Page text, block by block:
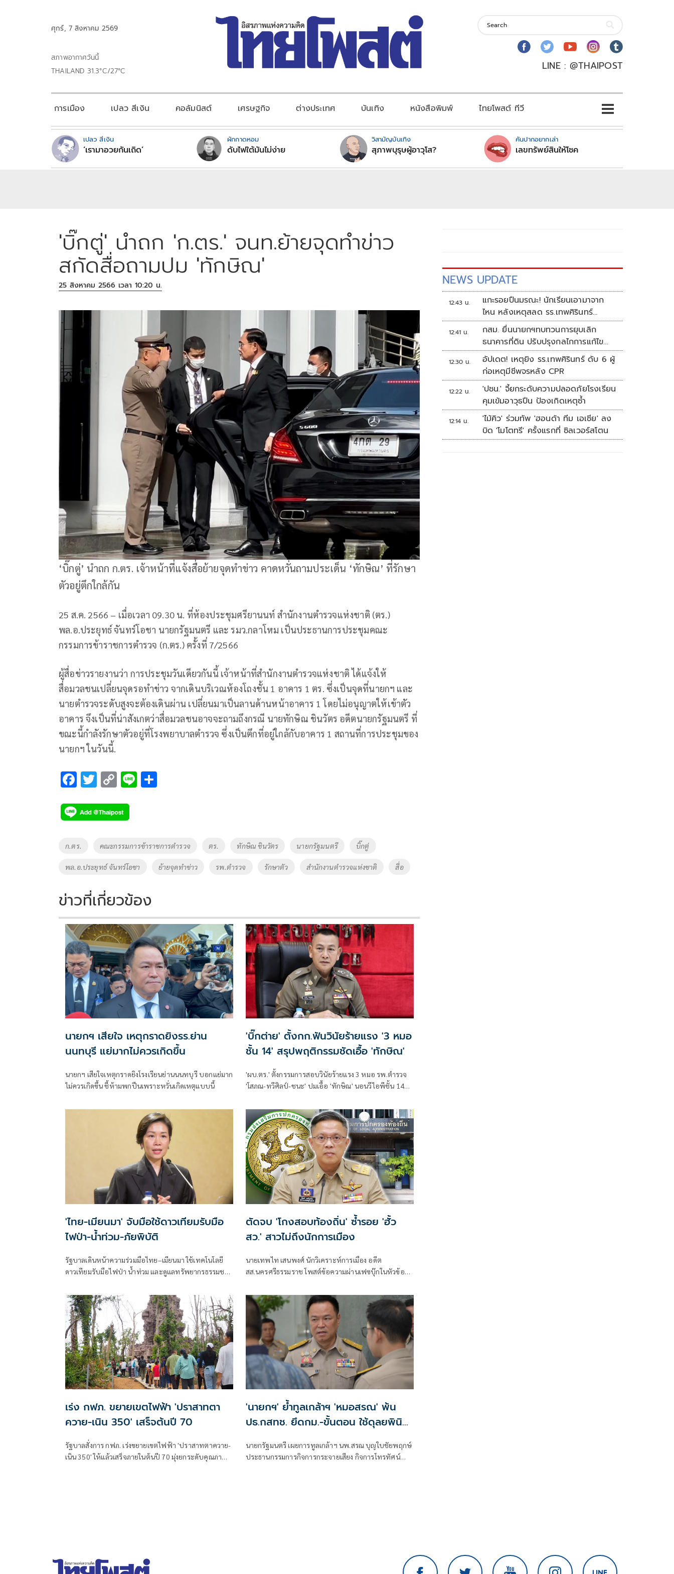
ศุกร์, 7 สิงหาคม 2569
สภาพอากาศวันนี้
THAILAND 31.3°C/27°C
LINE : @THAIPOST
การเมือง เปลว สีเงิน คอลัมนิสต์ เศรษฐกิจ ต่างประเทศ บันเทิง หนังสือพิมพ์ ไทยโพสต์ ทีวี
เปลว สีเงิน
‘เรามาอวยกันเถิด’
ผักกาดหอม
ดับไฟใต้มันไม่ง่าย
วิสามัญบันเทิง
สุภาพบุรุษผู้อาวุโส?
คันปากอยากเล่า
เลขทรัพย์สินให้โชค
'บิ๊กตู่' นำถก 'ก.ตร.' จนท.ย้ายจุดทำข่าว
สกัดสื่อถามปม 'ทักษิณ'
25 สิงหาคม 2566 เวลา 10:20 น.
‘บิ๊กตู่’ นำถก ก.ตร. เจ้าหน้าที่แจ้งสื่อย้ายจุดทำข่าว คาดหวั่นถามประเด็น ‘ทักษิณ’ ที่รักษา
ตัวอยู่ตึกใกล้กัน
25 ส.ค. 2566 – เมื่อเวลา 09.30 น. ที่ห้องประชุมศรียานนท์ สำนักงานตำรวจแห่งชาติ (ตร.)
พล.อ.ประยุทธ์ จันทร์โอชา นายกรัฐมนตรี และ รมว.กลาโหม เป็นประธานการประชุมคณะ
กรรมการข้าราชการตำรวจ (ก.ตร.) ครั้งที่ 7/2566
ผู้สื่อข่าวรายงานว่า การประชุมวันเดียวกันนี้ เจ้าหน้าที่สำนักงานตำรวจแห่งชาติ ได้แจ้งให้
สื่อมวลชนเปลี่ยนจุดรอทำข่าว จากเดินบริเวณห้องโถงชั้น 1 อาคาร 1 ตร. ซึ่งเป็นจุดที่นายกฯ และ
นายตำรวจระดับสูงจะต้องเดินผ่าน เปลี่ยนมาเป็นลานด้านหน้าอาคาร 1 โดยไม่อนุญาตให้เข้าตัว
อาคาร จึงเป็นที่น่าสังเกตว่าสื่อมวลชนอาจจะถามถึงกรณี นายทักษิณ ชินวัตร อดีตนายกรัฐมนตรี ที่
ขณะนี้กำลังรักษาตัวอยู่ที่โรงพยาบาลตำรวจ ซึ่งเป็นตึกที่อยู่ใกล้กับอาคาร 1 สถานที่การประชุมของ
นายกฯ ในวันนี้.
F
e
b
o
k
T
tt
er
C
p
y
Li
n
k
Li
Tags
ก.ตร. คณะกรรมการข้าราชการตำรวจ ตร. ทักษิณ ชินวัตร นายกรัฐมนตรี บิ๊กตู่
พล.อ.ประยุทธ์ จันทร์โอชา ย้ายจุดทำข่าว รพ.ตำรวจ รักษาตัว สำนักงานตำรวจแห่งชาติ สื่อ
ข่าวที่เกี่ยวข้อง
นายกฯ เสียใจ เหตุกราดยิงรร.ย่าน
นนทบุรี แย่มากไม่ควรเกิดขึ้น
นายกฯ เสียใจเหตุกราดยิงโรงเรียนย่านนนทบุรี บอกแย่มาก
ไม่ควรเกิดขึ้น ชี้ห้ามพกปืนเพราะหวั่นเกิดเหตุแบบนี้
'บิ๊กต่าย' ตั้งกก.ฟันวินัยร้ายแรง '3 หมอ
ชั้น 14' สรุปพฤติกรรมชัดเอื้อ 'ทักษิณ'
'ผบ.ตร.' ตั้งกรรมการสอบวินัยร้ายแรง 3 หมอ รพ.ตำรวจ
'โสภณ-ทวีศิลป์-ชนะ' ปมเอื้อ 'ทักษิณ' นอนวีไอพีชั้น 14
'ไทย-เมียนมา' จับมือใช้ดาวเทียมรับมือ
ไฟป่า-น้ำท่วม-ภัยพิบัติ
รัฐบาลเดินหน้าความร่วมมือไทย–เมียนมา ใช้เทคโนโลยี
ดาวเทียมรับมือไฟป่า น้ำท่วม และดูแลทรัพยากรธรรมชาติ
กัน
ตัดจบ 'โกงสอบท้องถิ่น' ซ้ำรอย 'ฮั้ว
สว.' สาวไม่ถึงนักการเมือง
นายเทพไท เสนพงศ์ นักวิเคราะห์การเมือง อดีต
สส.นครศรีธรรมราช โพสต์ข้อความผ่านเฟซบุ๊กในหัวข้อ
ว่า
เร่ง กฟภ. ขยายเขตไฟฟ้า 'ปราสาทตา
ควาย-เนิน 350' เสร็จต้นปี 70
รัฐบาลสั่งการ กฟภ. เร่งขยายเขตไฟฟ้า 'ปราสาทตาควาย-
เนิน 350' ให้แล้วเสร็จภายในต้นปี 70 มุ่งยกระดับคุณภาพ
'นายกฯ' ย้ำทูลเกล้าฯ 'หมอสรณ' พ้น
ปธ.กสทช. ยึดกม.-ขั้นตอน ใช้ดุลยพินิจ
นายกรัฐมนตรี เผยการทูลเกล้าฯ นพ.สรณ บุญใบชัยพฤกษ์
ประธานกรรมการกิจการกระจายเสียง กิจการโทรทัศน์
NEWS UPDATE
12:43 น.
แกะรอยปืนมรณะ! นักเรียนเอามาจาก
ไหน หลังเหตุสลด รร.เทพศิรินทร์
นนทบุรี
12:41 น.
กสม. ยื่นนายกฯทบทวนการยุบเลิก
ธนาคารที่ดิน ปรับปรุงกลไกการแก้ไข
ปัญหาความเหลื่อมล้ำ
12:30 น.
อัปเดต! เหตุยิง รร.เทพศิรินทร์ ดับ 6 ผู้
ก่อเหตุมีชีพจรหลัง CPR
12:22 น.
'ปชน.' จี้ยกระดับความปลอดภัยโรงเรียน
คุมเข้มอาวุธปืน ป้องเกิดเหตุซ้ำ
12:14 น.
'ไม้คิว' ร่วมทัพ 'ฮอนด้า ทีม เอเชีย' ลง
บิด 'โมโตทรี' ครั้งแรกที่ ซิลเวอร์สโตน